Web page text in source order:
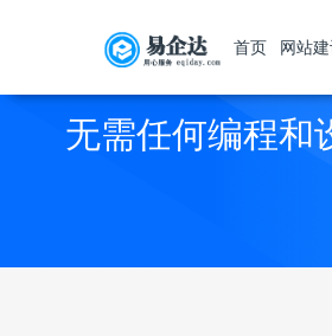
首页 网站
无需任何编程和